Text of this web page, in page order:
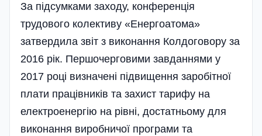
За підсумками заходу, конференція
трудового колективу «Енергоатома»
затвердила звіт з виконання Колдоговору за
2016 рік. Першочерговими завданнями у
2017 році визначені підвищення заробітної
плати працівників та захист тарифу на
електроенергію на рівні, достатньому для
виконання виробничої програми та